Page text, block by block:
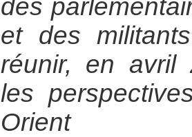
des
et des
réunir, en avril
les
Orient